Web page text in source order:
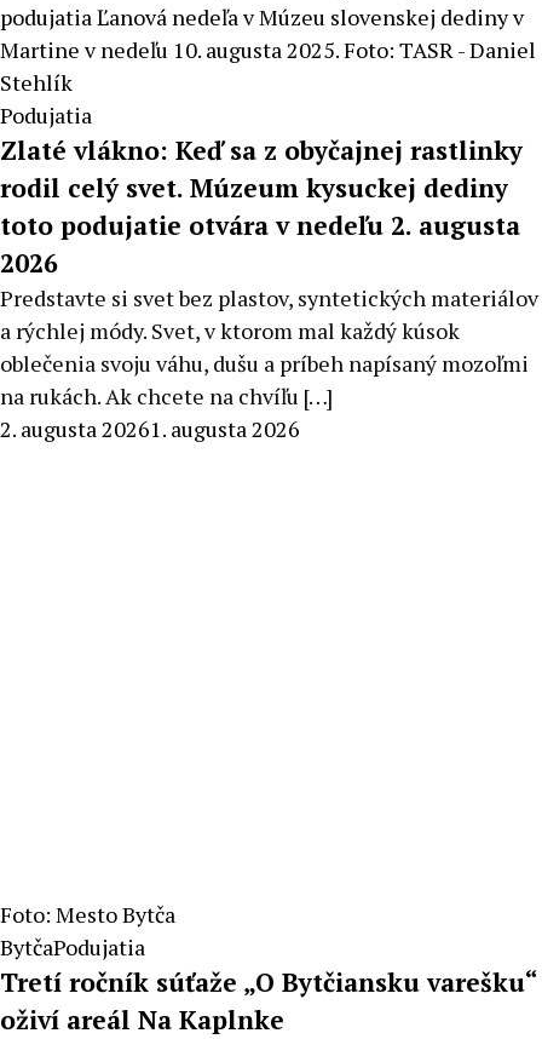
podujatia Ľanová nedeľa v Múzeu slovenskej dediny v
Martine v nedeľu 10. augusta 2025. Foto: TASR - Daniel
Stehlík
Podujatia
Zlaté vlákno: Keď sa z obyčajnej rastlinky
rodil celý svet. Múzeum kysuckej dediny
toto podujatie otvára v nedeľu 2. augusta
2026
Predstavte si svet bez plastov, syntetických materiálov
a rýchlej módy. Svet, v ktorom mal každý kúsok
oblečenia svoju váhu, dušu a príbeh napísaný mozoľmi
na rukách. Ak chcete na chvíľu […]
By
2. augusta 20261. augusta 2026
Foto: Mesto Bytča
BytčaPodujatia
Tretí ročník súťaže „O Bytčiansku varešku“
oživí areál Na Kaplnke